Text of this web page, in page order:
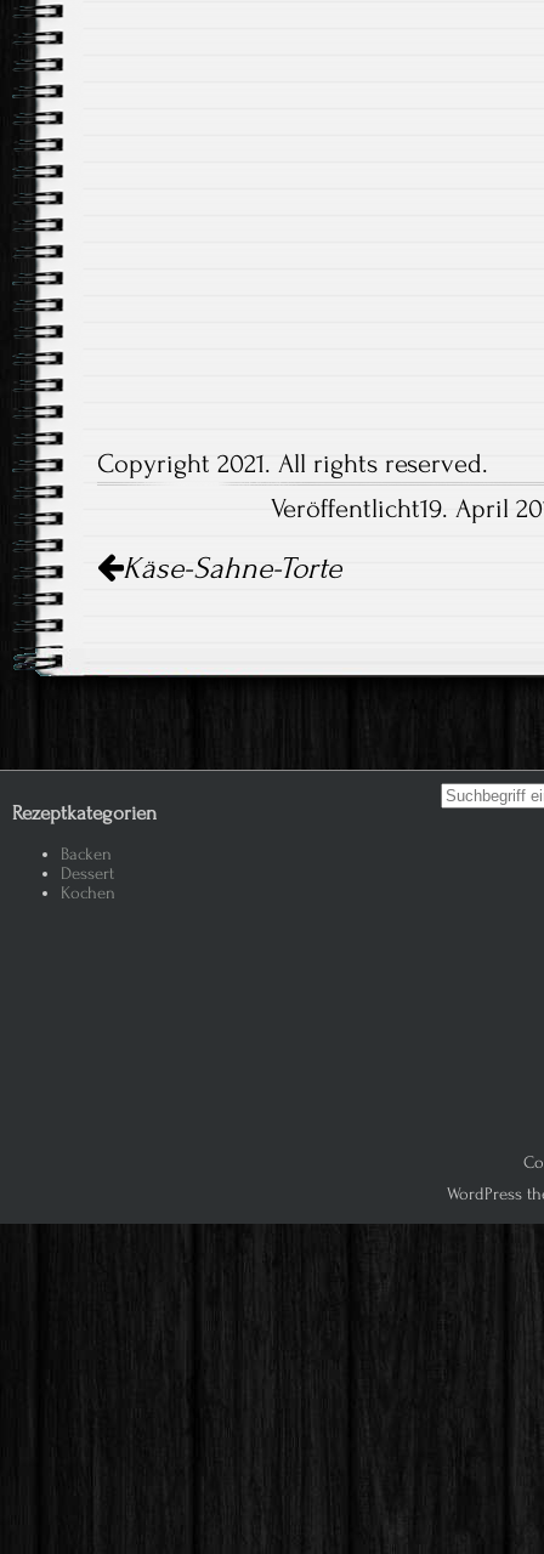
Copyright 2021. All rights reserved.
Veröffentlicht19. April
Navigation
Käse-Sahne-Torte
Rezeptkategorien
Backen
Dessert
Kochen
Search for:
WordPress